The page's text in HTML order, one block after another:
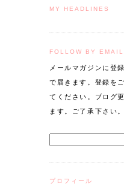
MY HEADLINES
FOLLOW BY EMAIL
メールマガジンに登
で届きます。登録を
てください。ブログ
ます。ご了承下さい
プロフィール